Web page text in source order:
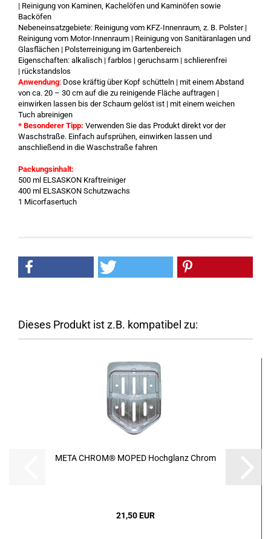
| Reinigung von Kaminen, Kachelöfen und Kaminöfen sowie
Backöfen
Nebeneinsatzgebiete: Reinigung vom KFZ-Innenraum, z. B. Polster |
Reinigung vom Motor-Innenraum | Reinigung von Sanitäranlagen und
Glasflächen | Polsterreinigung im Gartenbereich
Eigenschaften: alkalisch | farblos | geruchsarm | schlierenfrei
| rückstandslos
Anwendung: Dose kräftig über Kopf schütteln | mit einem Abstand
von ca. 20 – 30 cm auf die zu reinigende Fläche auftragen |
einwirken lassen bis der Schaum gelöst ist | mit einem weichen
Tuch abreinigen
* Besonderer Tipp: Verwenden Sie das Produkt direkt vor der
Waschstraße. Einfach aufsprühen, einwirken lassen und
anschließend in die Waschstraße fahren
Packungsinhalt:
500 ml ELSASKON Kraftreiniger
400 ml ELSASKON Schutzwachs
1 Micorfasertuch
Dieses Produkt ist z.B. kompatibel zu:
META CHROM® MOPED Hochglanz Chrom
21,50 EUR